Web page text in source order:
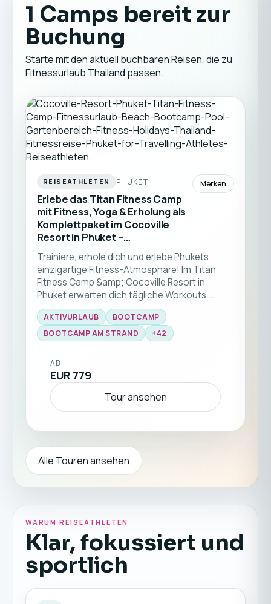
1 Camps bereit zur
Buchung
Starte mit den aktuell buchbaren Reisen, die zu
Fitnessurlaub Thailand passen.
REISEATHLETEN PHUKET
Erlebe das Titan Fitness Camp
mit Fitness, Yoga & Erholung als
Komplettpaket im Cocoville
Resort in Phuket –
Fitnessurlaub in Thailand
Merken
Trainiere, erhole dich und erlebe Phukets
einzigartige Fitness-Atmosphäre! Im Titan
Fitness Camp &amp; Cocoville Resort in
Phuket erwarten dich tägliche Workouts,
Yoga, Strandtraining, Personal Training und
gesunde, auf deine Bedürfnisse abgestimmte
Verpflegung – ideal für alle Fitnesslevels und
Lebensstil. Diese Fitnessreise nach Phuket ist
ideal für Solo-Reisende aller Fitnesslevels.
AKTIVURLAUB
BOOTCAMP
BOOTCAMP AM STRAND
+42
AB
EUR 779
Tour ansehen
Alle Touren ansehen
WARUM REISEATHLETEN
Klar, fokussiert und
sportlich